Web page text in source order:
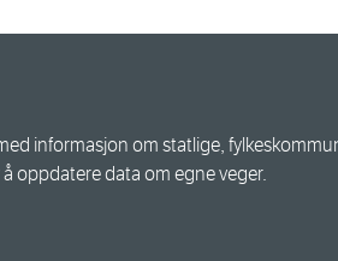
informasjon om statlige,
oppdatere data om egne veger.